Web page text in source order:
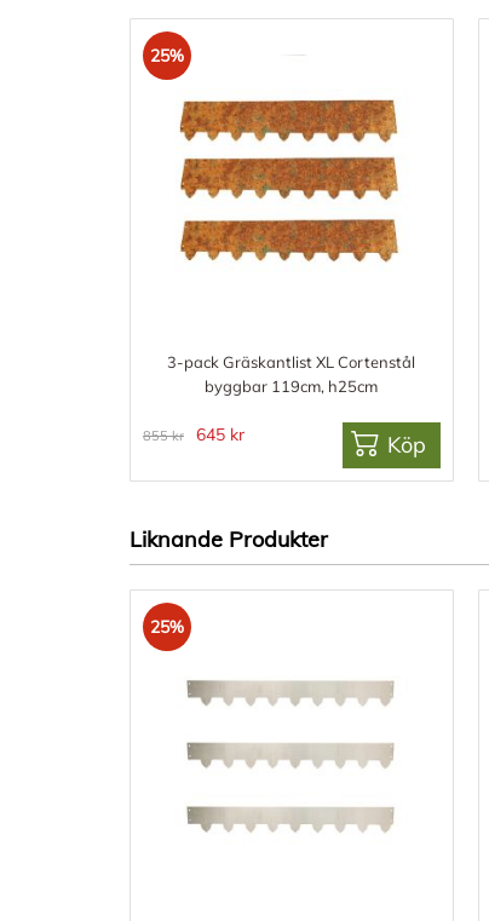
25%
3-pack Gräskantlist XL Cortenstål
byggbar 119cm, h25cm
855 kr 645 kr Köp
Liknande Produkter
25%